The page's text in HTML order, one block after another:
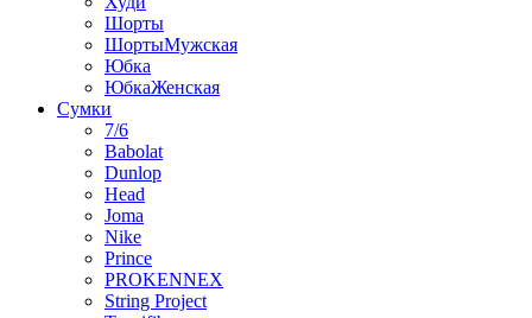
Шорты
ШортыМужская
Юбка
ЮбкаЖенская
Сумки
7/6
Babolat
Dunlop
Head
Joma
Nike
Prince
PROKENNEX
String Project